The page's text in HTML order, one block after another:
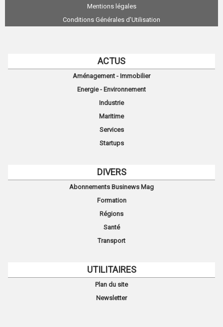
Mentions légales
Conditions Générales d'Utilisation
ACTUS
Aménagement - Immobilier
Energie - Environnement
Industrie
Maritime
Services
Startups
DIVERS
Abonnements Businews Mag
Formation
Régions
Santé
Transport
UTILITAIRES
Plan du site
Newsletter